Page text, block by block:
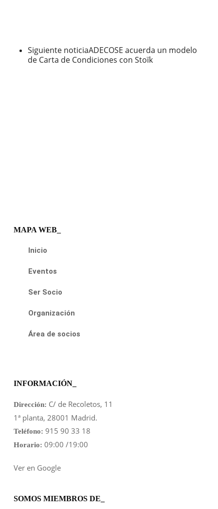
Siguiente noticiaADECOSE acuerda un modelo
de Carta de Condiciones con Stoïk
MAPA WEB_
Inicio
Eventos
Ser Socio
Organización
Área de socios
INFORMACIÓN_
Dirección: C/ de Recoletos, 11
1ª planta, 28001 Madrid.
Teléfono: 915 90 33 18
Horario: 09:00 /19:00
Ver en Google
SOMOS MIEMBROS DE_